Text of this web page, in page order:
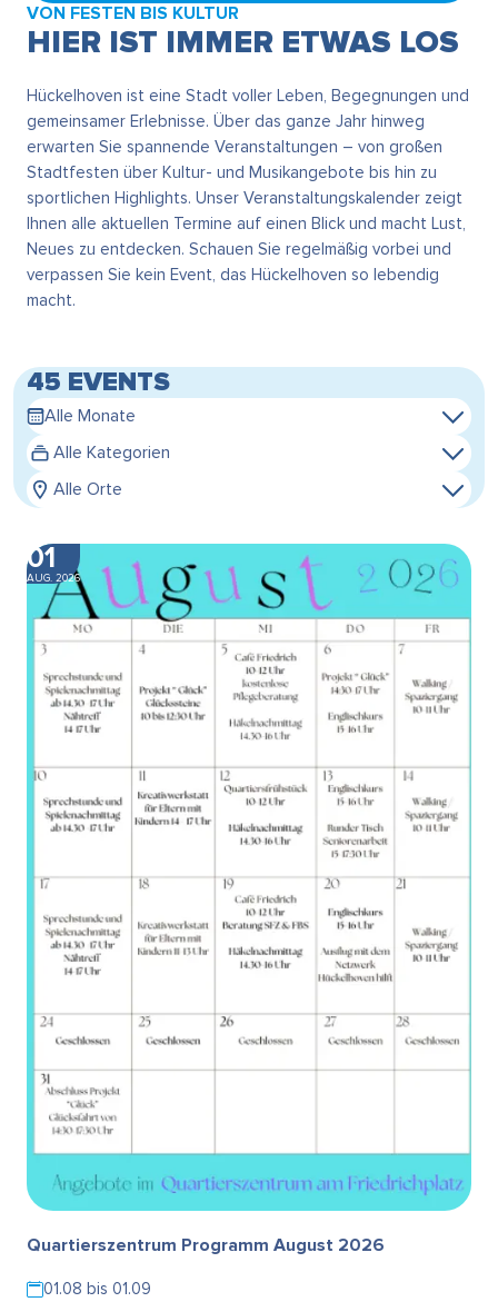
VON FESTEN BIS KULTUR
HIER IST IMMER ETWAS LOS
Hückelhoven ist eine Stadt voller Leben, Begegnungen und
gemeinsamer Erlebnisse. Über das ganze Jahr hinweg
erwarten Sie spannende Veranstaltungen – von großen
Stadtfesten über Kultur- und Musikangebote bis hin zu
sportlichen Highlights. Unser Veranstaltungskalender zeigt
Ihnen alle aktuellen Termine auf einen Blick und macht Lust,
Neues zu entdecken. Schauen Sie regelmäßig vorbei und
verpassen Sie kein Event, das Hückelhoven so lebendig
macht.
45 EVENTS
Alle Monate
Alle Kategorien
Alle Orte
01
AUG. 2026
Quartierszentrum Programm August 2026
01.08 bis 01.09